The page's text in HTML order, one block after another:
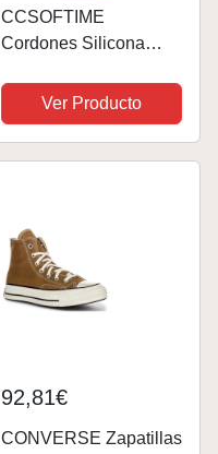
CCSOFTIME
Cordones Silicona
Atar,Cordones Silicona
para Adultos,Cordones
Naranja de Goma
Converse Altas
Ver Producto
92,81€
CONVERSE Zapatillas